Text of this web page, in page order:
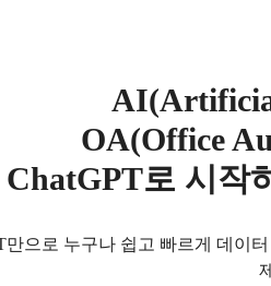
OA(Office
ChatGPT로 시작
만으로 누구나 쉽고 빠르게 데이